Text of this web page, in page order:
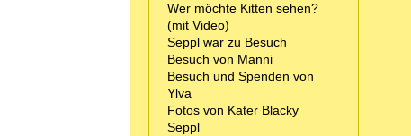
Wer möchte Kitten sehen?
(mit Video)
Seppl war zu Besuch
Besuch von Manni
Besuch und Spenden von
Ylva
Fotos von Kater Blacky
Seppl